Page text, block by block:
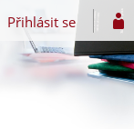
Přihlásit se